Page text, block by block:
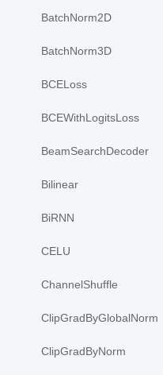
BatchNorm2D
BatchNorm3D
BCELoss
BCEWithLogitsLoss
BeamSearchDecoder
Bilinear
BiRNN
CELU
ChannelShuffle
ClipGradByGlobalNorm
ClipGradByNorm